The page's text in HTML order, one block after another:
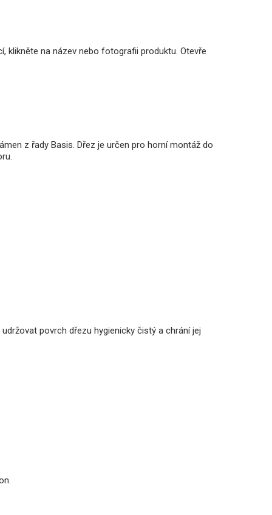
na název nebo fotografii produktu. Otevře
z řady Basis. Dřez je určen pro horní montáž do
povrch dřezu hygienicky čistý a chrání jej